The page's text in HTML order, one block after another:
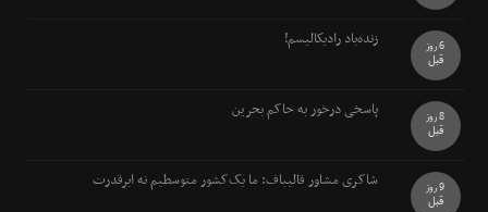
زنده‌باد رادیکالیسم!
6 روز
قبل
پاسخی درخور به حاکم بحرین
8 روز
قبل
شاکری مشاور قالیباف: ما یک‌کشور متوسطیم نه ابرقدرت
9 روز
قبل